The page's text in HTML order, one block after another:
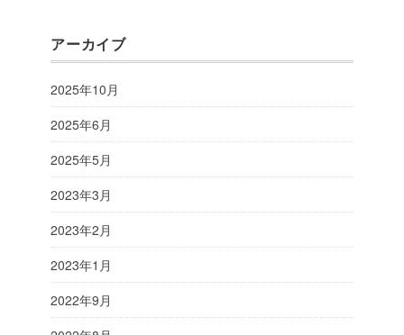
アーカイブ
2025年10月
2025年6月
2025年5月
2023年3月
2023年2月
2023年1月
2022年9月